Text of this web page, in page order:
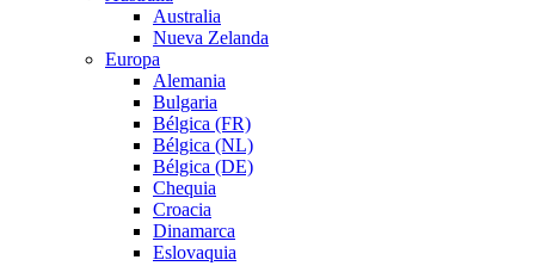
Australia
Nueva Zelanda
Europa
Alemania
Bulgaria
Bélgica (FR)
Bélgica (NL)
Bélgica (DE)
Chequia
Croacia
Dinamarca
Eslovaquia